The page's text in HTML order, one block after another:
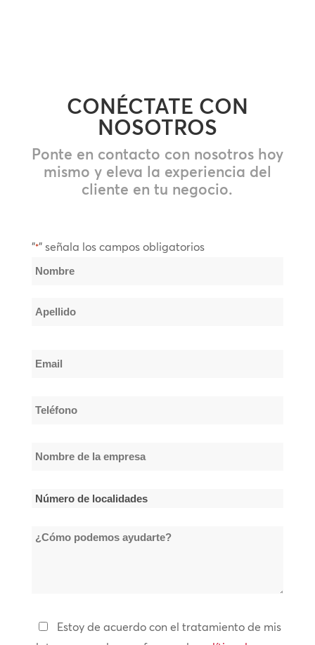
CONÉCTATE CON
NOSOTROS
Ponte en contacto con nosotros hoy
mismo y eleva la experiencia del
cliente en tu negocio.
"*" señala los campos obligatorios
Nombre
Nombre
Email
Teléfono
Nombre
Número
localidades
¿Cómo
PolíticaEstoy de acuerdo con el tratamiento de mis